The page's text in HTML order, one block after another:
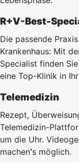
R+V-Best-
Die passende
Krankenhaus: Mit
Specialist finden
eine Top-Klinik in
Telemedizin
Rezept,
Telemedizin-
um die Uhr.
machen‘s möglich.